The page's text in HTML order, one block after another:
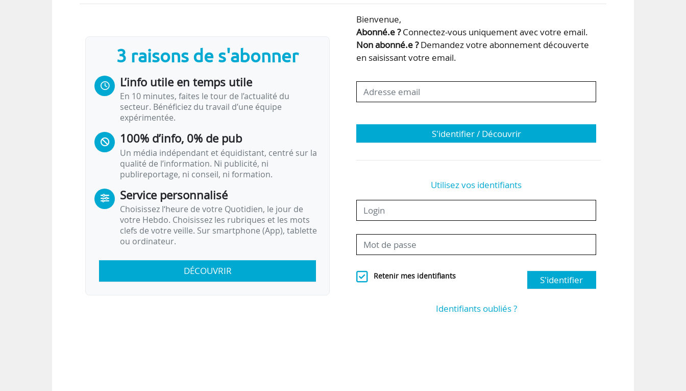
ministère de tutelle, mais aussi les autres ministères intéressés. Il conduit la réalisation du
3 raisons de s'abonner
L’info utile en temps utile
En 10 minutes, faites le tour de l’actualité du
secteur. Bénéficiez du travail d’une équipe
expérimentée.
100% d’info, 0% de pub
Un média indépendant et équidistant, centré sur la
qualité de l’information. Ni publicité, ni
publireportage, ni conseil, ni formation.
Service personnalisé
Choisissez l‘heure de votre Quotidien, le jour de
votre Hebdo. Choisissez les rubriques et les mots
clefs de votre veille. Sur smartphone (App), tablette
ou ordinateur.
DÉCOUVRIR
Bienvenue,
Abonné.e ?Connectez-vous uniquement avec votre email.
Non abonné.e ?Demandez votre abonnement découverte
en saisissant votre email.
S'identifier / Découvrir
Utilisez vos identifiants
Retenir mes identifiants S'identifier
Identifiants oubliés ?